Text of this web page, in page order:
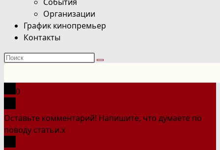
Организации
График кинопремьер
Контакты
Поиск
сайте
0
Оставьте комментарий! Напишите, что думаете по
поводу статьи.x